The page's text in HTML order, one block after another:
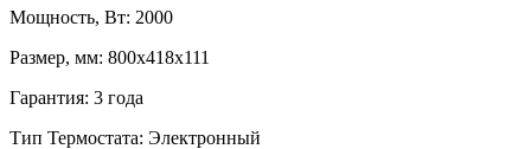
Мощность, Вт: 2000
Размер, мм: 800x418x111
Гарантия: 3 года
Тип Термостата: Электронный